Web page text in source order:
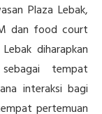
Plaza Lebak,
dan food court
diharapkan
tempat
interaksi bagi
pertemuan